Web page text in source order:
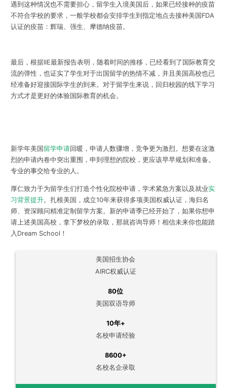
遇到这种情况也不需要担心，留学生入境美国后，如果已经接种的疫苗
不符合学校的要求，一般学校都会安排学生到指定地点去接种美国FDA
认证的疫苗：辉瑞、强生、摩德纳疫苗。
最后，根据IIE最新报告表明，随着时间的推移，已经看到了国际教育交
流的弹性，也证实了学生对于出国留学的热情不减，并且美国高校也已
经准备好迎接国际学生的到来。对于留学生来说，回归校园的线下学习
方式才是更好的体验国际教育的机会。
新学年美国 留学申请回暖，申请人数骤增，竞争更为激烈。想要在这激
烈的申请内卷中突出重围，申到理想的院校，更应该早早规划和准备。
专业的事交给专业的人。
厚仁致力于为留学生们打造个性化院校申请，学术紧急方案以及就业实
习背景提升。扎根美国，成立10年来获得多项美国权威认证，海归名
师、资深顾问精准定制留学方案。新的申请季已经开始了，如果你想申
请上述美国高校，拿下梦校的录取，那就咨询导师！相信未来你也能踏
入Dream School！
美国招生协会
AIRC权威认证
80位
美国双语导师
10年+
名校申请经验
8600+
名校名企录取